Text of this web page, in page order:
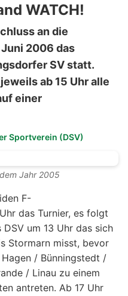
WATCH!
an die
Juni 2006 das
SV statt.
ab 15 Uhr alle
einer
Sportverein (DSV)
Jahr 2005
F-
das Turnier, es folgt
um 13 Uhr das sich
Stormarn misst, bevor
/ Bünningstedt /
/ Linau zu einem
antreten. Ab 17 Uhr